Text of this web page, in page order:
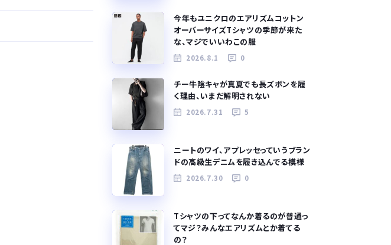
今年もユニクロのエアリズムコットン
オーバーサイズTシャツの季節が来た
な、マジでいいわこの服
2026.8.1 0
チー牛陰キャが真夏でも長ズボンを履
く理由、いまだ解明されない
2026.7.31 5
ニートのワイ、アプレッセっていうブラン
ドの高級生デニムを履き込んでる模様
2026.7.30 0
Tシャツの下ってなんか着るのが普通っ
てマジ？みんなエアリズムとか着てる
の？